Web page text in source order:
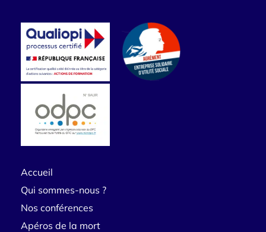
Accueil
Qui sommes-nous ?
Nos conférences
Apéros de la mort